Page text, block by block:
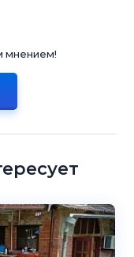
мнением!